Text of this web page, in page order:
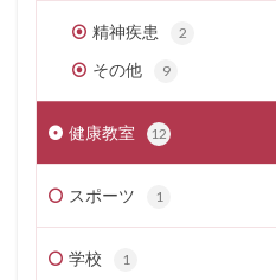
精神疾患 2
その他 9
健康教室 12
スポーツ 1
学校 1